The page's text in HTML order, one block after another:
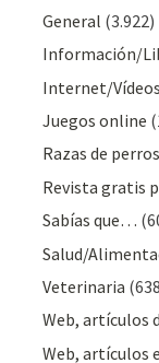
General (3.922)
Información/
Internet/
Juegos online
Razas de
Revista gratis
Sabías que…
Salud/
Veterinaria
Web, artículos
Web, artículos